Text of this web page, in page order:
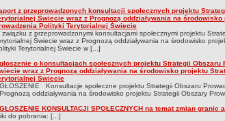
z przeprowadzonych konsultacji społecznych projektu
Świecie wraz z Prognozą oddziaływania na
Polityki Terytorialnej Świecie
związku z przeprowadzonymi konsultacjami społecznymi projektu
Świecie wraz z Prognozą oddziaływania na środowisko
Terytorialnej Świecie w [...]
o konsultacjach społecznych projektu Strategii
wraz z Prognozą oddziaływania na środowisko projektu
Świecie
Konsultacje społeczne projektu Strategii Obszaru
oddziaływania na środowisko projektu Strategii Obszary
KONSULTACJI SPOŁECZNYCH na temat zmian
do pobrania: [...]